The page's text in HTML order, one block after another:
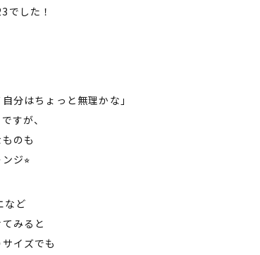
でした！
分はちょっと無理かな」
すが、
のも
ジ⭐︎
など
みると
イズでも